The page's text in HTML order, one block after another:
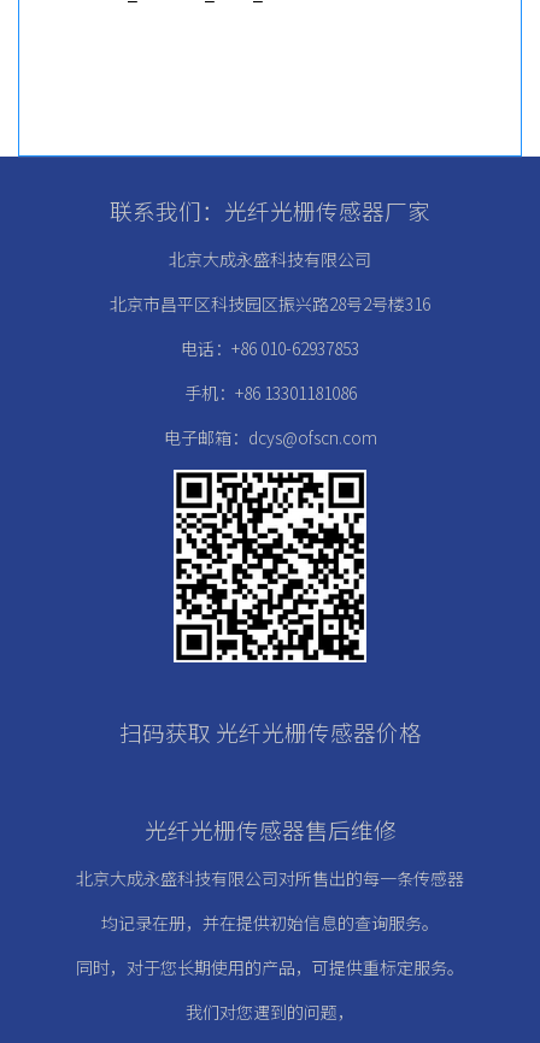
联系我们：光纤光栅传感器厂家
北京大成永盛科技有限公司
北京市昌平区科技园区振兴路28号2号楼316
电话：+86 010-62937853
手机：+86 13301181086
电子邮箱：dcys@ofscn.com
扫码获取 光纤光栅传感器价格
光纤光栅传感器售后维修
北京大成永盛科技有限公司对所售出的每一条传感器
均记录在册， 并在提供初始信息的查询服务。
同时，对于您长期使用的产品，可提供重标定服务。
我们对您遇到的问题，